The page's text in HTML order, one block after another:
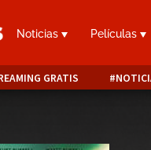
Noticias Películas
GRATIS